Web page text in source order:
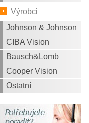
Výrobci
Johnson & Johnson
CIBA Vision
Bausch&Lomb
Cooper Vision
Ostatní